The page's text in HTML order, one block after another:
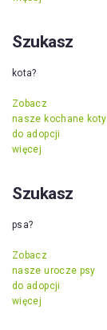
Szukasz
kota?
Zobacz
nasze kochane koty
do adopcji
więcej
Szukasz
psa?
Zobacz
nasze urocze psy
do adopcji
więcej